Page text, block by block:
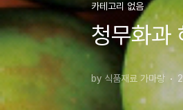
카테고리 없음
청무화과
by 식품재료 가마랑